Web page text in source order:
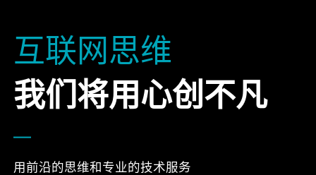
互联网思维
我们将用心创不凡
用前沿的思维和专业的技术服务